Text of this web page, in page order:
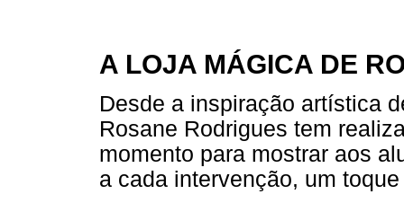
A LOJA MÁGICA DE
Desde a inspiração artística
Rosane Rodrigues tem
momento para mostrar aos
a cada intervenção, um